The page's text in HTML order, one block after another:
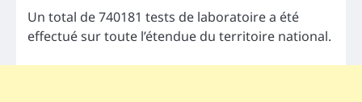
Un total de 740181 tests de laboratoire a été
effectué sur toute l’étendue du territoire national.